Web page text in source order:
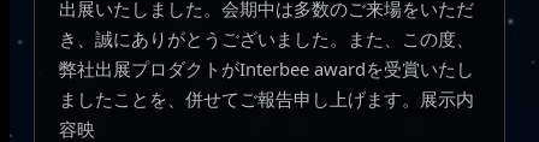
出展いたしました。会期中は多数のご来場をいただ
き、誠にありがとうございました。また、この度、
弊社出展プロダクトがInterbee awardを受賞いたし
ましたことを、併せてご報告申し上げます。展示内
容映